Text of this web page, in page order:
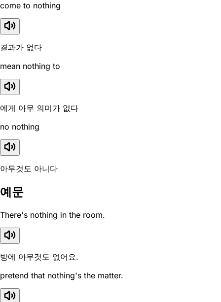
come to nothing
결과가 없다
mean nothing to
에게 아무 의미가 없다
no nothing
아무것도 아니다
예문
There's nothing in the room.
방에 아무것도 없어요.
pretend that nothing's the matter.